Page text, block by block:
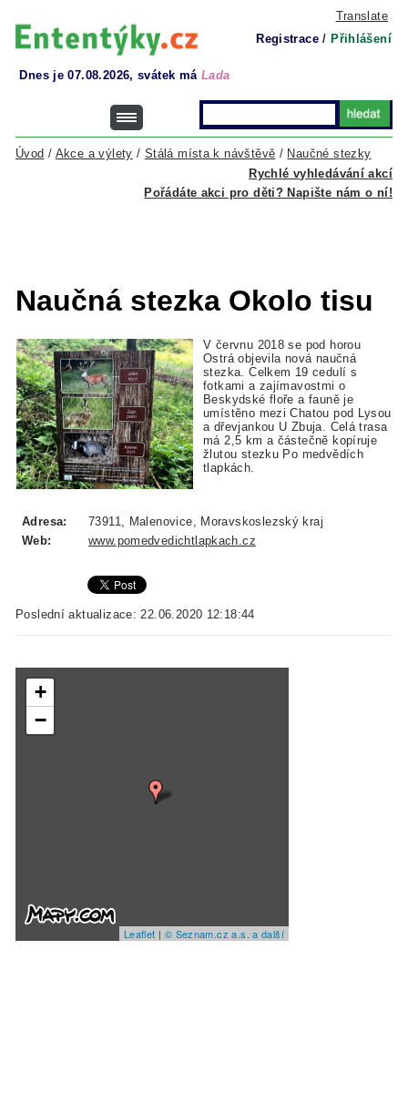
Translate
Registrace / Přihlášení
Dnes je 07.08.2026, svátek má Lada
Rychlé vyhledávání akcí
Úvod / Akce a výlety / Stálá místa k návštěvě / Naučné stezky
Pořádáte akci pro děti? Napište nám o ní!
Naučná stezka Okolo tisu
V červnu 2018 se pod horou
Ostrá objevila nová naučná
stezka. Celkem 19 cedulí s
fotkami a zajímavostmi o
Beskydské floře a fauně je
umístěno mezi Chatou pod Lysou
a dřevjankou U Zbuja. Celá trasa
má 2,5 km a částečně kopíruje
žlutou stezku Po medvědích
tlapkách.
Adresa:
73911, Malenovice, Moravskoslezský kraj
Web:
www.pomedvedichtlapkach.cz
Poslední aktualizace: 22.06.2020 12:18:44
+
−
Leaflet | © Seznam.cz a.s. a další